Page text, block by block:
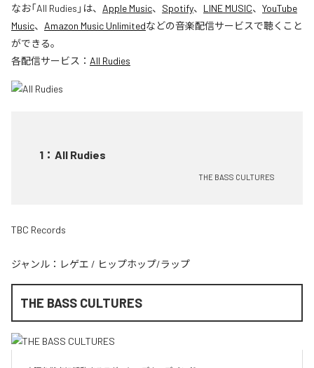
なお「All Rudies 」は、 Apple Music、 Spotify、 LINE MUSIC、 YouTube
Music、 Amazon Music Unlimitedなどの音楽配信サービスで聴くこと
ができる。
各配信サービス： All Rudies
1 ： All Rudies
THE BASS CULTURES
TBC Records
ジャンル： レゲエ / ヒップホップ/ラップ
THE BASS CULTURES